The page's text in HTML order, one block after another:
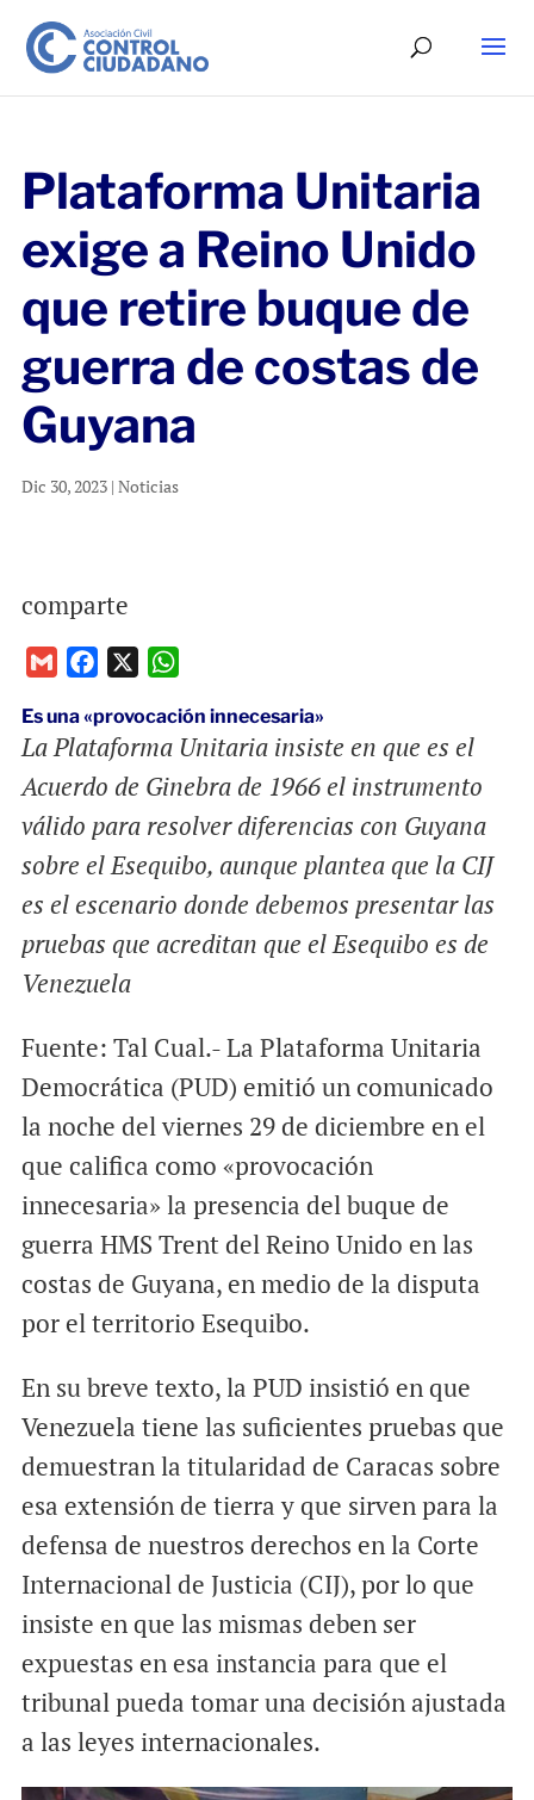
Plataforma Unitaria
exige a Reino Unido
que retire buque de
guerra de costas de
Guyana
Dic 30, 2023| Noticias
comparte
a
i
l
c
e
b
o
k
a
t
s
A
p
Es una «provocación innecesaria»
La Plataforma Unitaria insiste en que es el
Acuerdo de Ginebra de 1966 el instrumento
válido para resolver diferencias con Guyana
sobre el Esequibo, aunque plantea que la CIJ
es el escenario donde debemos presentar las
pruebas que acreditan que el Esequibo es de
Venezuela
Fuente: Tal Cual.- La Plataforma Unitaria
Democrática (PUD) emitió un comunicado
la noche del viernes 29 de diciembre en el
que califica como «provocación
innecesaria» la presencia del buque de
guerra HMS Trent del Reino Unido en las
costas de Guyana, en medio de la disputa
por el territorio Esequibo.
En su breve texto, la PUD insistió en que
Venezuela tiene las suficientes pruebas que
demuestran la titularidad de Caracas sobre
esa extensión de tierra y que sirven para la
defensa de nuestros derechos en la Corte
Internacional de Justicia (CIJ), por lo que
insiste en que las mismas deben ser
expuestas en esa instancia para que el
tribunal pueda tomar una decisión ajustada
a las leyes internacionales.